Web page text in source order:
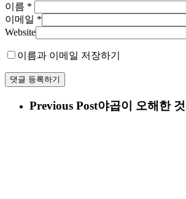
이름 *
이메일 *
Website
이름과 이메일 저장하기
Previous Post야곱이 오해한